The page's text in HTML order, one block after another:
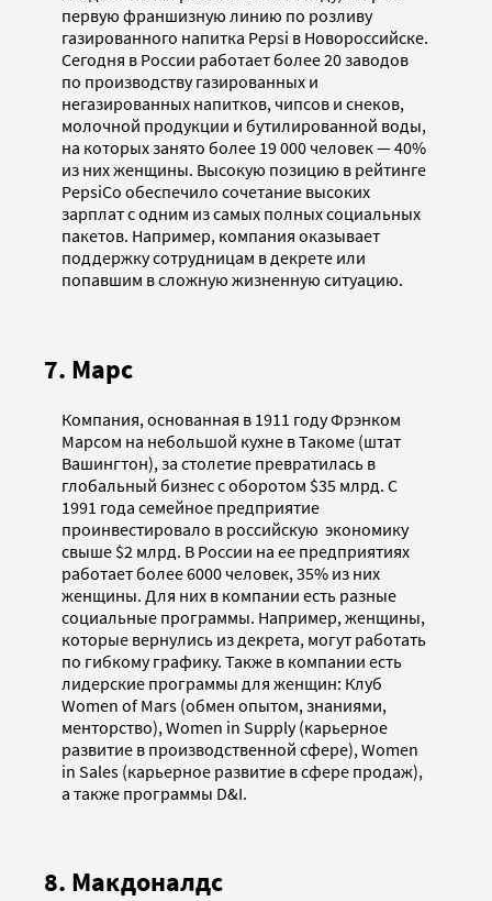
первую франшизную линию по розливу
газированного напитка Pepsi в Новороссийске.
Сегодня в России работает более 20 заводов
по производству газированных и
негазированных напитков, чипсов и снеков,
молочной продукции и бутилированной воды,
на которых занято более 19 000 человек — 40%
из них женщины. Высокую позицию в рейтинге
PepsiCo обеспечило сочетание высоких
зарплат с одним из самых полных социальных
пакетов. Например, компания оказывает
поддержку сотрудницам в декрете или
попавшим в сложную жизненную ситуацию.
7. Марс
Компания, основанная в 1911 году Фрэнком
Марсом на небольшой кухне в Такоме (штат
Вашингтон), за столетие превратилась в
глобальный бизнес с оборотом $35 млрд. С
1991 года семейное предприятие
проинвестировало в российскую экономику
свыше $2 млрд. В России на ее предприятиях
работает более 6000 человек, 35% из них
женщины. Для них в компании есть разные
социальные программы. Например, женщины,
которые вернулись из декрета, могут работать
по гибкому графику. Также в компании есть
лидерские программы для женщин: Клуб
Women of Mars (обмен опытом, знаниями,
менторство), Women in Supply (карьерное
развитие в производственной сфере), Women
in Sales (карьерное развитие в сфере продаж),
а также программы D&I.
8. Макдоналдс